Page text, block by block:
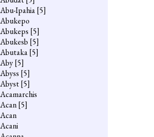
Abu-Ipahia[5]
Abukepo
Abukeps [5]
Abukesb [5]
Abutaka[5]
Aby[5]
Abyss [5]
Abyst[5]
Acamarchis
Acan[5]
Acan
Acani